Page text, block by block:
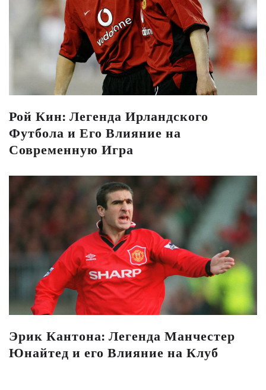
Рой Кин: Легенда Ирландского
Футбола и Его Влияние на
Современную Игра
Эрик Кантона: Легенда Манчестер
Юнайтед и его Влияние на Клуб